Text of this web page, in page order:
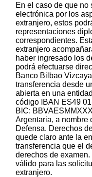
En el caso de que
electrónica por los
extranjero, estos
representaciones
correspondientes.
extranjero
haber ingresado los
podrá efectuarse
Banco Bilbao
transferencia desde
abierta en una
código IBAN ES49
BIC:
Argentaria, a nombre
Defensa. Derechos
quede claro ante la
transferencia que el
derechos de
válido para las
extranjero.